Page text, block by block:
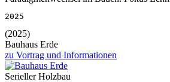
2025
(2025)
Bauhaus Erde
zu Vortrag und Informationen
Serieller Holzbau